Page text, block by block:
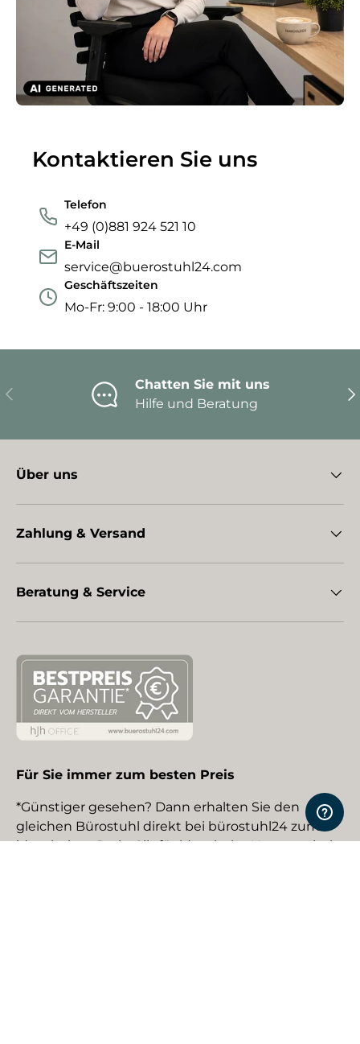
Kontaktieren Sie uns
Telefon
+49 (0)881 924 521 10
E-Mail
service@buerostuhl24.com
Geschäftszeiten
Mo-Fr: 9:00 - 18:00 Uhr
Vorherige
Chatten Sie mit uns
Hilfe und Beratung
Über uns
Zahlung & Versand
Beratung & Service
Für Sie immer zum besten Preis
*Günstiger gesehen? Dann erhalten Sie den
gleichen Bürostuhl direkt bei bürostuhl24 zum
identischen Preis. Gilt für identische Neuware bei